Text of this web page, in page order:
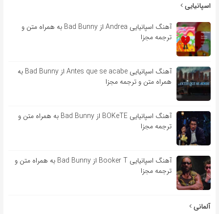
اسپانیایی
آهنگ اسپانیایی Andrea از Bad Bunny به همراه متن و
ترجمه مجزا
آهنگ اسپانیایی Antes que se acabe از Bad Bunny به
همراه متن و ترجمه مجزا
آهنگ اسپانیایی BOKeTE از Bad Bunny به همراه متن و
ترجمه مجزا
آهنگ اسپانیایی Booker T از Bad Bunny به همراه متن و
ترجمه مجزا
آلمانی